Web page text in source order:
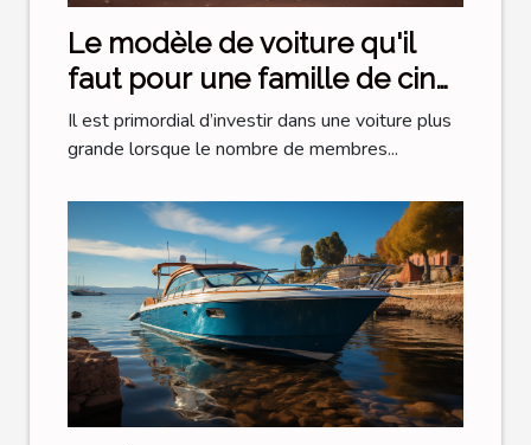
Le modèle de voiture qu'il
faut pour une famille de cinq
membres
Il est primordial d’investir dans une voiture plus
grande lorsque le nombre de membres...